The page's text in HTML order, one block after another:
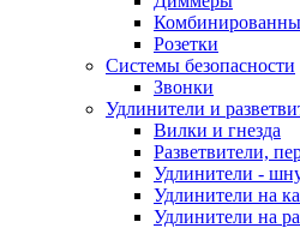
Розетки
Системы безопасности
Звонки
Удлинители и
Вилки и гнезда
Разветвители,
Удлинители -
Удлинители на
Удлинители на